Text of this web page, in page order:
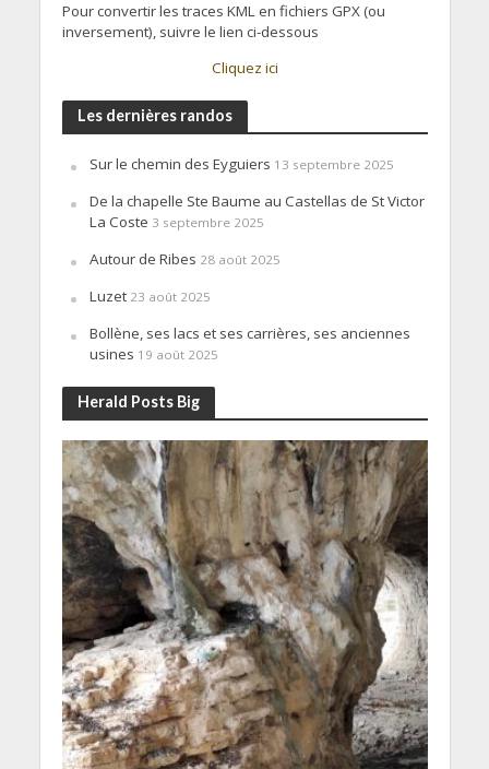
Pour convertir les traces KML en fichiers GPX (ou
inversement), suivre le lien ci-dessous
Cliquez ici
Les dernières randos
Sur le chemin des Eyguiers 13 septembre 2025
De la chapelle Ste Baume au Castellas de St Victor
La Coste 3 septembre 2025
Autour de Ribes 28 août 2025
Luzet 23 août 2025
Bollène, ses lacs et ses carrières, ses anciennes
usines 19 août 2025
Herald Posts Big